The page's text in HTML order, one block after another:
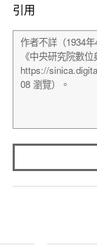
引用